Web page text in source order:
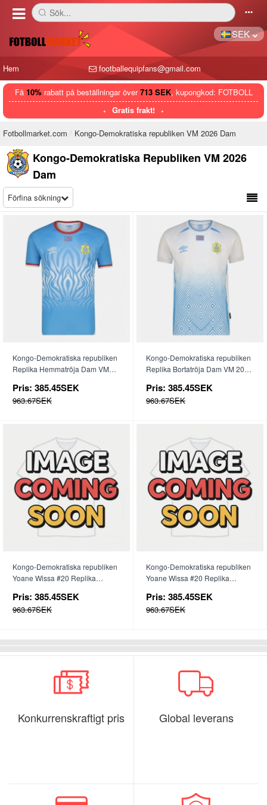
󰅼 Sök... 󰄒
SEK
Hem footballequipfans@gmail.com
Få 10%rabatt på beställningar över713 SEK, kupongkod: FOTBOLL
Gratis frakt!
Fotbollmarket.com Kongo-Demokratiska republiken VM 2026 Dam
Kongo-Demokratiska Republiken VM 2026
Dam
Förfina sökning
Kongo-Demokratiska republiken
Replika Hemmatröja Dam VM
Pris: 385.45SEK
963.67SEK
Kongo-Demokratiska republiken
Replika Bortatröja Dam VM 2026
Pris: 385.45SEK
963.67SEK
Kongo-Demokratiska republiken
Yoane Wissa #20 Replika
Kortärmad
Pris: 385.45SEK
963.67SEK
Kongo-Demokratiska republiken
Yoane Wissa #20 Replika
Kortärmad
Pris: 385.45SEK
963.67SEK
Konkurrenskraftigt pris Global leverans